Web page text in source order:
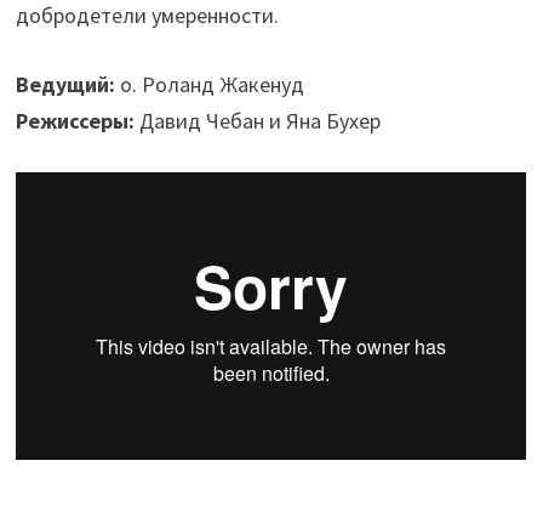
добродетели умеренности.
Ведущий: о. Роланд Жакенуд
Режиссеры: Давид Чебан и Яна Бухер